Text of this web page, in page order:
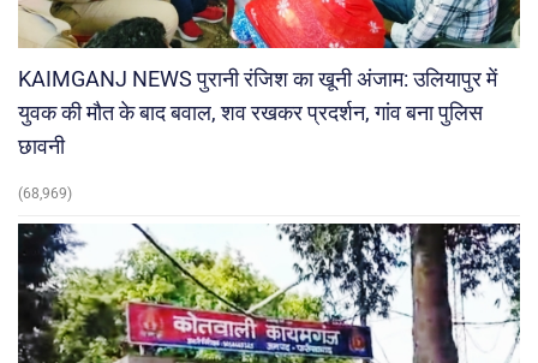
KAIMGANJ NEWS पुरानी रंजिश का खूनी अंजाम: उलियापुर में
युवक की मौत के बाद बवाल, शव रखकर प्रदर्शन, गांव बना पुलिस
छावनी
(68,969)